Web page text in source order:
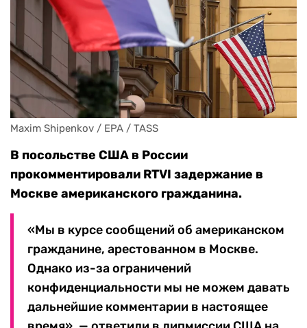
Maxim Shipenkov / EPA / TASS
В посольстве США в России
прокомментировали RTVI задержание в
Москве американского гражданина.
«Мы в курсе сообщений об американском
гражданине, арестованном в Москве.
Однако из-за ограничений
конфиденциальности мы не можем давать
дальнейшие комментарии в настоящее